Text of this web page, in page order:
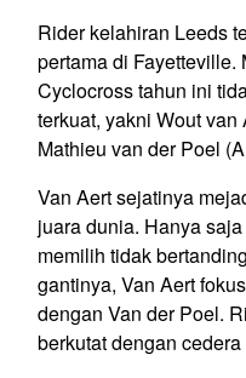
Rider kelahiran Leeds
pertama di
Cyclocross tahun ini
terkuat, yakni Wout van
Mathieu van der Poel
Van Aert sejatinya
juara dunia. Hanya
memilih tidak
gantinya, Van Aert
dengan Van der Poel.
berkutat dengan